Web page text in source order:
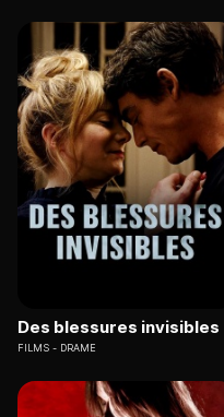
Des blessures invisibles
FILMS DRAME